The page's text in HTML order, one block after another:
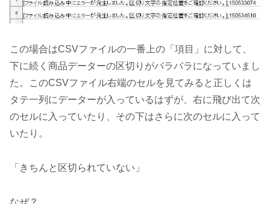
この場合はCSVファイルの一番上の「項目」に対して、
下に続く商品データーの区切りがバラバラになっていまし
た。このCSVファイル右端のセルを見てみると正しくは
タテ一列にデーターが入っているはずが、右に飛び出て次
のセルに入っていたり、その下はさらに次のセルに入って
いたり。
「きちんと区切られていない」
なぜ？